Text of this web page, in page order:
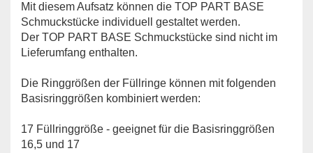
Mit diesem Aufsatz können die TOP PART BASE
Schmuckstücke individuell gestaltet werden.
Der TOP PART BASE Schmuckstücke sind nicht im
Lieferumfang enthalten.
Die Ringgrößen der Füllringe können mit folgenden
Basisringgrößen kombiniert werden:
17 Füllringgröße - geeignet für die Basisringgrößen
16,5 und 17